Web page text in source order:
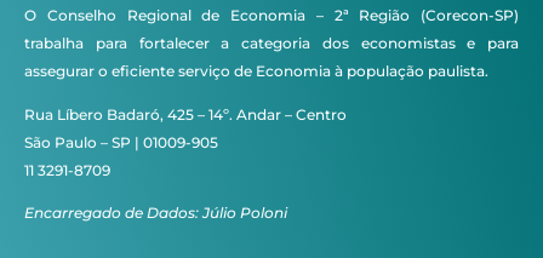
O Conselho Regional de Economia – 2ª Região (Corecon-SP)
trabalha para fortalecer a categoria dos economistas e para
assegurar o eficiente serviço de Economia à população paulista.
Rua Líbero Badaró, 425 – 14º. Andar – Centro
São Paulo – SP | 01009-905
11 3291-8709
Encarregado de Dados: Júlio Poloni